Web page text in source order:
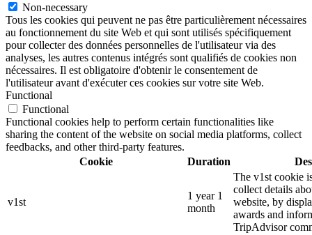
Non-necessary
Tous les cookies qui peuvent ne pas être particulièrement nécessaires
au fonctionnement du site Web et qui sont utilisés spécifiquement
pour collecter des données personnelles de l'utilisateur via des
analyses, les autres contenus intégrés sont qualifiés de cookies non
nécessaires. Il est obligatoire d'obtenir le consentement de
l'utilisateur avant d'exécuter ces cookies sur votre site Web.
Functional
Functional
Functional cookies help to perform certain functionalities like
sharing the content of the website on social media platforms, collect
feedbacks, and other third-party features.
Cookie
Duration
v1st
1 year 1
month
The v1st cookie
collect details
website, by
awards and
TripAdvisor